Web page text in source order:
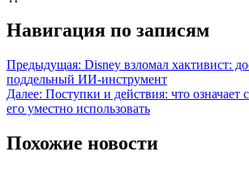
Навигация по записям
Предыдущая: Disney взломал хактивист:
поддельный ИИ-инструмент
Далее: Поступки и действия: что означает
его уместно использовать
Похожие новости